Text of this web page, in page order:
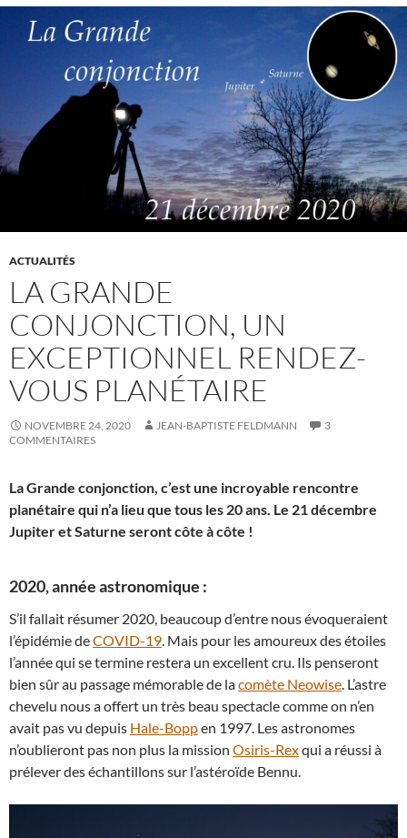
ACTUALITÉS
LA GRANDE
CONJONCTION, UN
EXCEPTIONNEL RENDEZ-
VOUS PLANÉTAIRE
NOVEMBRE 24, 2020 JEAN-BAPTISTE FELDMANN
3
COMMENTAIRES
La Grande conjonction, c’est une incroyable rencontre
planétaire qui n’a lieu que tous les 20 ans. Le 21 décembre
Jupiter et Saturne seront côte à côte !
2020, année astronomique :
S’il fallait résumer 2020, beaucoup d’entre nous évoqueraient
l’épidémie deCOVID-19 . Mais pour les amoureux des étoiles
l’année qui se termine restera un excellent cru. Ils penseront
bien sûr au passage mémorable de lacomète Neowise . L’astre
chevelu nous a offert un très beau spectacle comme on n’en
avait pas vu depuis Hale-Boppen 1997. Les astronomes
n’oublieront pas non plus la mission Osiris-Rexqui a réussi à
prélever des échantillons sur l’astéroïde Bennu.